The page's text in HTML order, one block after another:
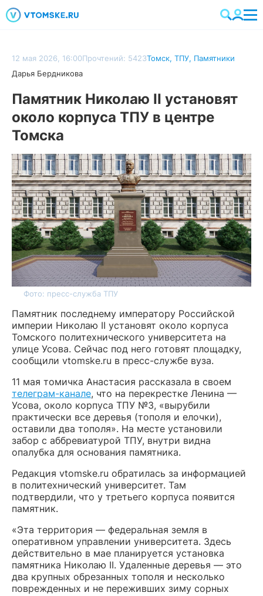
12 мая 2026, 16:00Прочтений: 5423Томск, ТПУ, Памятники
Дарья Бердникова
Памятник Николаю II установят
около корпуса ТПУ в центре
Томска
Фото: пресс-служба ТПУ
Памятник последнему императору Российской
империи Николаю II установят около корпуса
Томского политехнического университета на
улице Усова. Сейчас под него готовят площадку,
сообщили vtomske.ru в пресс-службе вуза.
11 мая томичка Анастасия рассказала в своем
телеграм-канале, что на перекрестке Ленина —
Усова, около корпуса ТПУ №3, «вырубили
практически все деревья (тополя и елочки),
оставили два тополя». На месте установили
забор с аббревиатурой ТПУ, внутри видна
опалубка для основания памятника.
Редакция vtomske.ru обратилась за информацией
в политехнический университет. Там
подтвердили, что у третьего корпуса появится
памятник.
«Эта территория — федеральная земля в
оперативном управлении университета. Здесь
действительно в мае планируется установка
памятника Николаю II. Удаленные деревья — это
два крупных обрезанных тополя и несколько
поврежденных и не переживших зиму сорных